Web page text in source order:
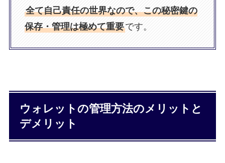
全て自己責任の世界なので、この秘密鍵の
保存・管理は極めて重要です。
ウォレットの管理方法のメリットと
デメリット